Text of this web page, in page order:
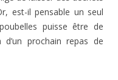
est-il pensable un seul
puisse être de
prochain repas de